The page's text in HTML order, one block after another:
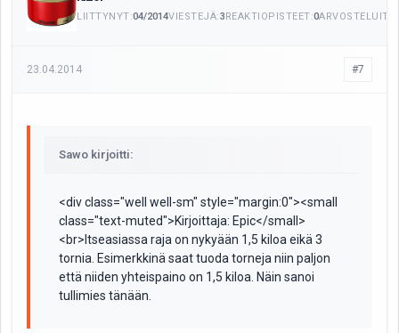
LIITTYNYT:04/2014VIESTEJÄ:3REAKTIOPISTEET:0ARVOSTELUITA:
23.04.2014 #7
Sawo kirjoitti:
<div class="well well-sm" style="margin:0"><small
class="text-muted">Kirjoittaja: Epic</small>
<br>Itseasiassa raja on nykyään 1,5 kiloa eikä 3
tornia. Esimerkkinä saat tuoda torneja niin paljon
että niiden yhteispaino on 1,5 kiloa. Näin sanoi
tullimies tänään.